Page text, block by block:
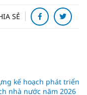
SẺ
kế hoạch phát triển
nhà nước năm 2026